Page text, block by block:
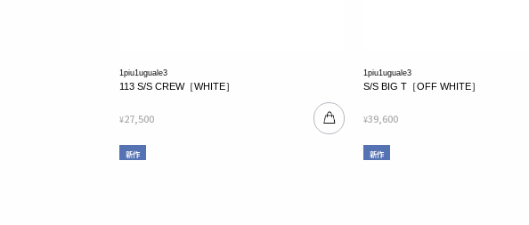
1piu1uguale3
113 S/S CREW［WHITE］
¥27,500
新作
1piu1uguale3
S/S BIG T［OFF WHITE］
¥39,600
新作